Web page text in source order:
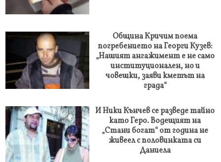
Община Кричим поема
погребението на Георги Кузев:
„Нашият ангажимент е не само
институционален, но и
човешки, заяви кметът на
града“
И Ники Кънчев се разведе тайно
като Геро. Водещият на
„Стани богат“ от година не
живеел с половинката си
Даниела